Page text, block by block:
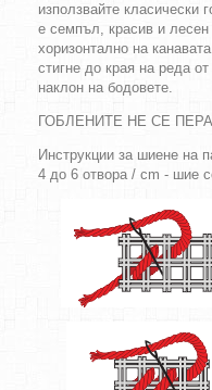
използвайте класически
е семпъл, красив и лесен
хоризонтално на
стигне до края на реда
наклон на бодовете.
ГОБЛЕНИТЕ НЕ СЕ
Инструкции за шиене на
4 до 6 отвора / cm - шие